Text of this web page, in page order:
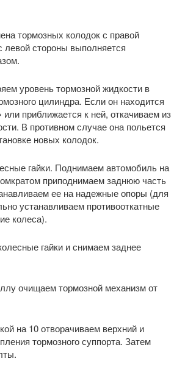
тормозных колодок с правой
левой стороны выполняется
уровень тормозной жидкости в
цилиндра. Если он находится
или приближается к ней, откачиваем из
В противном случае она польется
новых колодок.
гайки. Поднимаем автомобиль на
приподнимаем заднюю часть
ее на надежные опоры (для
устанавливаем противооткатные
колеса).
гайки и снимаем заднее
очищаем тормозной механизм от
на 10 отворачиваем верхний и
тормозного суппорта. Затем